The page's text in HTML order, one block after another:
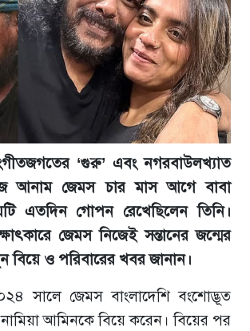
‘গুরু’ এবং নগরবাউলখ্যাত
আনাম জেমস চার মাস আগে বাবা
এতদিন গোপন রেখেছিলেন তিনি।
জেমস নিজেই সন্তানের জন্মের
বিয়ে ও পরিবারের খবর জানান।
সালে জেমস বাংলাদেশি বংশোদ্ভূত
নামিয়া আমিনকে বিয়ে করেন। বিয়ের পর